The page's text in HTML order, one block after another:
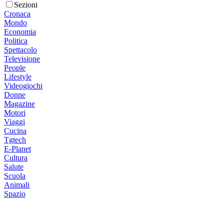
Sezioni
Cronaca
Mondo
Economia
Politica
Spettacolo
Televisione
People
Lifestyle
Videogiochi
Donne
Magazine
Motori
Viaggi
Cucina
Tgtech
E-Planet
Cultura
Salute
Scuola
Animali
Spazio